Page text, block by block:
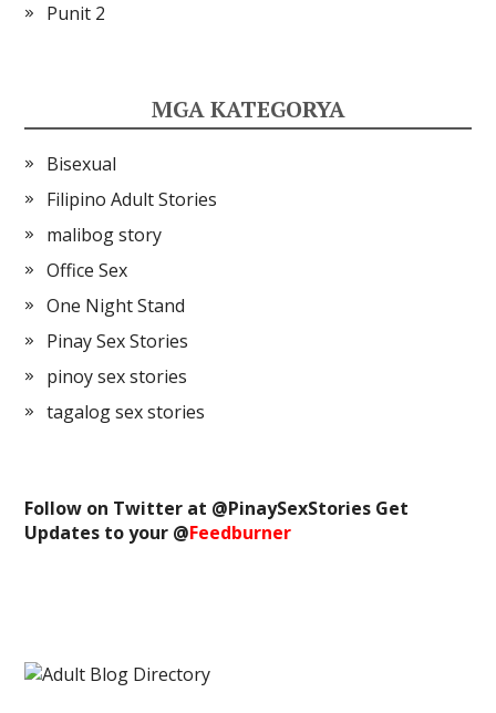
Punit 2
MGA KATEGORYA
Bisexual
Filipino Adult Stories
malibog story
Office Sex
One Night Stand
Pinay Sex Stories
pinoy sex stories
tagalog sex stories
Follow on Twitter at @PinaySexStories Get
Updates to your @Feedburner